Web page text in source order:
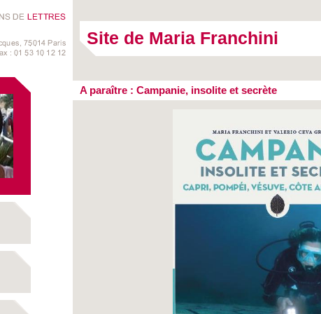
Site de Maria Franchini
A paraître : Campanie, insolite et secrète